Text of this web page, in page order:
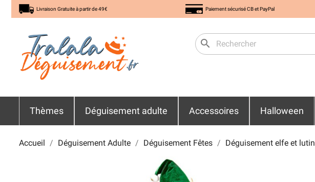
Livraison Gratuite à partir de 49€ Paiement sécurisé CB et PayPal
search
Thèmes Déguisement adulte Accessoires Halloween
Accueil Déguisement Adulte Déguisement Fêtes Déguisement elfe et lutin